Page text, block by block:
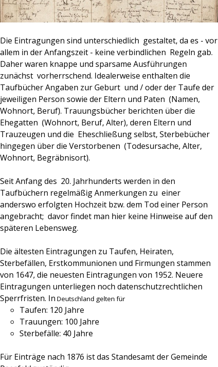
Die Eintragungen sind unterschiedlich gestaltet, da es - vor
allem in der Anfangszeit - keine verbindlichen Regeln gab.
Daher waren knappe und sparsame Ausführungen
zunächst vorherrschend. Idealerweise enthalten die
Taufbücher Angaben zur Geburt und / oder der Taufe der
jeweiligen Person sowie der Eltern und Paten (Namen,
Wohnort, Beruf). Trauungsbücher berichten über die
Ehegatten (Wohnort, Beruf, Alter), deren Eltern und
Trauzeugen und die Eheschließung selbst, Sterbebücher
hingegen über die Verstorbenen (Todesursache, Alter,
Wohnort, Begräbnisort).
Seit Anfang des 20. Jahrhunderts werden in den
Taufbüchern regelmäßig Anmerkungen zu einer
anderswo erfolgten Hochzeit bzw. dem Tod einer Person
angebracht; davor findet man hier keine Hinweise auf den
späteren Lebensweg.
Die ältesten Eintragungen zu Taufen, Heiraten,
Sterbefällen, Erstkommunionen und Firmungen stammen
von 1647, die neuesten Eintragungen von 1952. Neuere
Eintragungen unterliegen noch datenschutzrechtlichen
Sperrfristen. In Deutschland gelten für
Taufen: 120 Jahre
Trauungen: 100 Jahre
Sterbefälle: 40 Jahre
Für Einträge nach 1876 ist das Standesamt der Gemeinde